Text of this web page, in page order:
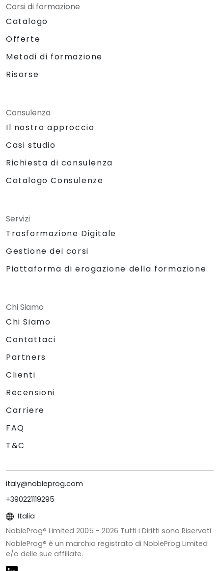
Corsi di formazione
Catalogo
Offerte
Metodi di formazione
Risorse
Consulenza
Il nostro approccio
Casi studio
Richiesta di consulenza
Catalogo Consulenze
Servizi
Trasformazione Digitale
Gestione dei corsi
Piattaforma di erogazione della formazione
Chi Siamo
Chi Siamo
Contattaci
Partners
Clienti
Recensioni
Carriere
FAQ
T&C
italy@nobleprog.com
+390221119295
Italia
NobleProg® Limited 2005 - 2026 Tutti i Diritti sono Riservati
NobleProg® è un marchio registrato di NobleProg Limited
e/o delle sue affiliate.